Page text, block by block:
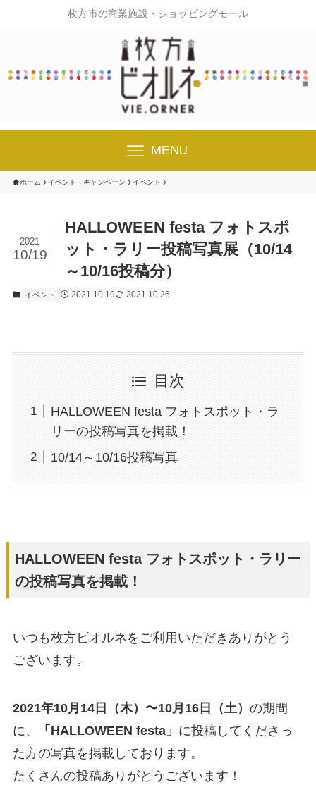
枚方市の商業施設・ショッピングモール
MENU
ホーム イベント・キャンペーン イベント
HALLOWEEN festa フォトスポ
ット・ラリー投稿写真展（10/14
～10/16投稿分）
2021
10/19
イベント 2021.10.19 2021.10.26
目次
HALLOWEEN festa フォトスポット・ラ
リーの投稿写真を掲載！
10/14～10/16投稿写真
HALLOWEEN festa フォトスポット・ラリー
の投稿写真を掲載！
いつも枚方ビオルネをご利用いただきありがとう
ございます。
2021年10月14日（木）〜10月16日（土） の期間
に、
「HALLOWEEN festa」 に投稿してくださっ
た方の写真を掲載しております。
たくさんの投稿ありがとうございます！